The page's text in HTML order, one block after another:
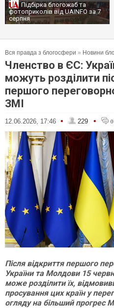
Підбірка блогожаб та
фотоприколів від UAINFO за 7
серпня
Вся правда з блогосфери » Новини
Членство в ЄС:
можуть розділити
першого
ЗМІ
12.06.2026, 17:46 • 229 • 0
Після відкриття першого
України та Молдови 15
може розділити їх,
просування цих країн у
огляду на більший прогрес